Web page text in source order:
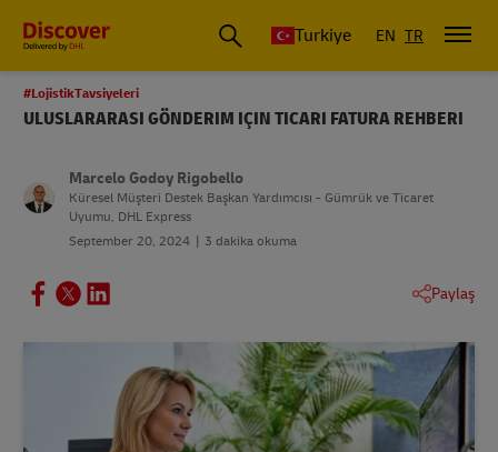
Discover Türkiye Turkiye EN TR
#LojistikTavsiyeleri
ULUSLARARASI GÖNDERIM IÇIN TICARI FATURA REHBERI
Marcelo Godoy Rigobello
Küresel Müşteri Destek Başkan Yardımcısı - Gümrük ve Ticaret
Uyumu, DHL Express
September 20, 2024
3 dakika okuma
Paylaş